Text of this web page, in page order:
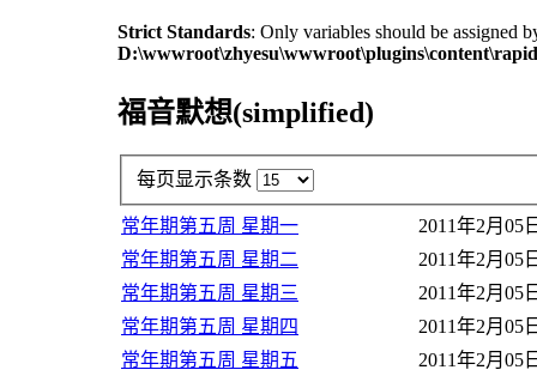
Strict Standards: Only variables should be assigned
福音默想(simplified)
每页显示条数
常年期第五周 星期一
2011年2月05
常年期第五周 星期二
2011年2月05
常年期第五周 星期三
2011年2月05
常年期第五周 星期四
2011年2月05
常年期第五周 星期五
2011年2月05